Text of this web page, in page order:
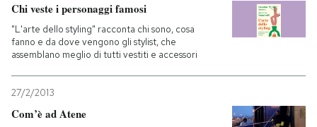
Chi veste i personaggi famosi
"L'arte dello styling" racconta chi sono, cosa
fanno e da dove vengono gli stylist, che
assemblano meglio di tutti vestiti e accessori
27/2/2013
Com’è ad Atene